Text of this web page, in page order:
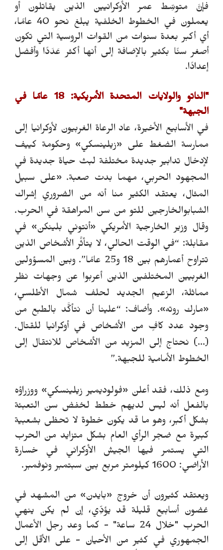
فإنَّ متوسِّط ​​عمر الأوكرانيين الذين يقاتلون أو
يعملون في الخطوط الخلفية يبلغ نحو 40 عامًا،
أي أكبر بعدة سنوات من القوات الروسية التي تكون
أصغر سنًا بكثير بالإضافة إلى أنها أكثر عَدَدًا وأفضل
إعدادًا.
"الناتو والولايات المتحدة الأمريكية: 18 عامًا في
الجبهة"
في الأسابيع الأخيرة، عاد الرعاة الغربيون لأوكرانيا إلى
ممارسة الضغط على «زيلينسكي» وحكومة كييف
لإدخال تدابير جديدة مختلفة لبث حياة جديدة في
المجهود الحربي، مهما بدت صعبة.«على سبيل
المثال، يعتقد الكثير منا أنه من الضروري إشراك
الشبابوالخارجين للتو من سن المراهقة في الحرب.
وقال وزير الخارجية الأمريكي «أنتوني بلينكن» في
مقابلة: “في الوقت الحالي، لا يتأثَّر الأشخاص الذين
تتراوح أعمارهم بين 18 و25 عامًا”.
وبين المسؤولين
الغربيين المختلفين الذين أعربوا عن وجهات نظر
مماثلة، الزعيم الجديد لحلف شمال الأطلسي،
«مارك روته». وأضاف: “علينا أن نتأكَّد بالطبع من
وجود عدد كافٍ من الأشخاص في أوكرانيا للقتال.
(...) نحتاج إلى المزيد من الأشخاص للانتقال إلى
الخطوط الأمامية للجبهة.”
ومع ذلك، فقد أعلن «فولوديمير زيلينسكي» ووزراؤه
بالفعل أنه ليس لديهم خطط لخفض سن التعبئة
بشكل أكبر، وهو ما قد يكون خطوة لا تحظى بشعبية
كبيرة مع ضجر الرأي العام بشكل متزايد من الحرب
التي يستمر فيها الجيش الأوكراني في خسارة
الأراضي: 1600 كيلومتر مربع بين سبتمبر ونوفمبر.
ويعتقد كثيرون أن خروج «بايدن» من المشهد في
غضون أسابيع قليلة قد يؤدِّي، إن لم يكن ينهي
الحرب "خلال 24 ساعة" - كما وعد رجل الأعمال
الجمهوري في كثير من الأحيان - على الأقل إلى